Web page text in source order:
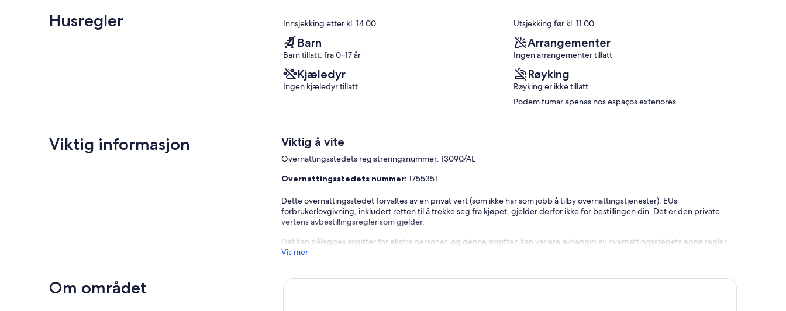
anmeldelser)
anmeldelser)
(168
Husregler Innsjekking etter kl. 14.00 Utsjekking før kl. 11.00
Barn
Barn tillatt: fra 0–17 år
Arrangementer
Ingen arrangementer tillatt
Kjæledyr
Ingen kjæledyr tillatt
Røyking
Røyking er ikke tillatt
Podem fumar apenas nos espaços exteriores
Viktig informasjon Viktig å vite
Overnattingsstedets registreringsnummer: 13090/AL
Overnattingsstedets nummer:1755351
Dette overnattingsstedet forvaltes av en privat vert (som ikke har som jobb å tilby overnattingstjenester). EUs
forbrukerlovgivning, inkludert retten til å trekke seg fra kjøpet, gjelder derfor ikke for bestillingen din. Det er den private
vertens avbestillingsregler som gjelder.
Det kan pålegges avgifter for ekstra personer, og denne avgiften kan variere avhengig av overnattingsstedets egne regler
Vis mer
Om området